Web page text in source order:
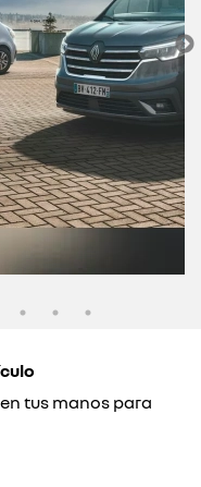
tus manos para